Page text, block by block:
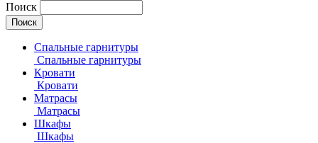
Поиск
Спальные гарнитуры
Спальные гарнитуры
Кровати
Кровати
Матрасы
Матрасы
Шкафы
Шкафы